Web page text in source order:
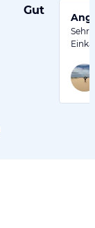
Gut
Sehr